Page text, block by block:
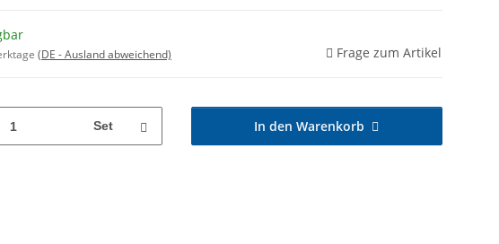
(DE - Ausland abweichend) Frage zum Artikel
Set In den Warenkorb